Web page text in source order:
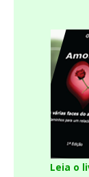
Leia o